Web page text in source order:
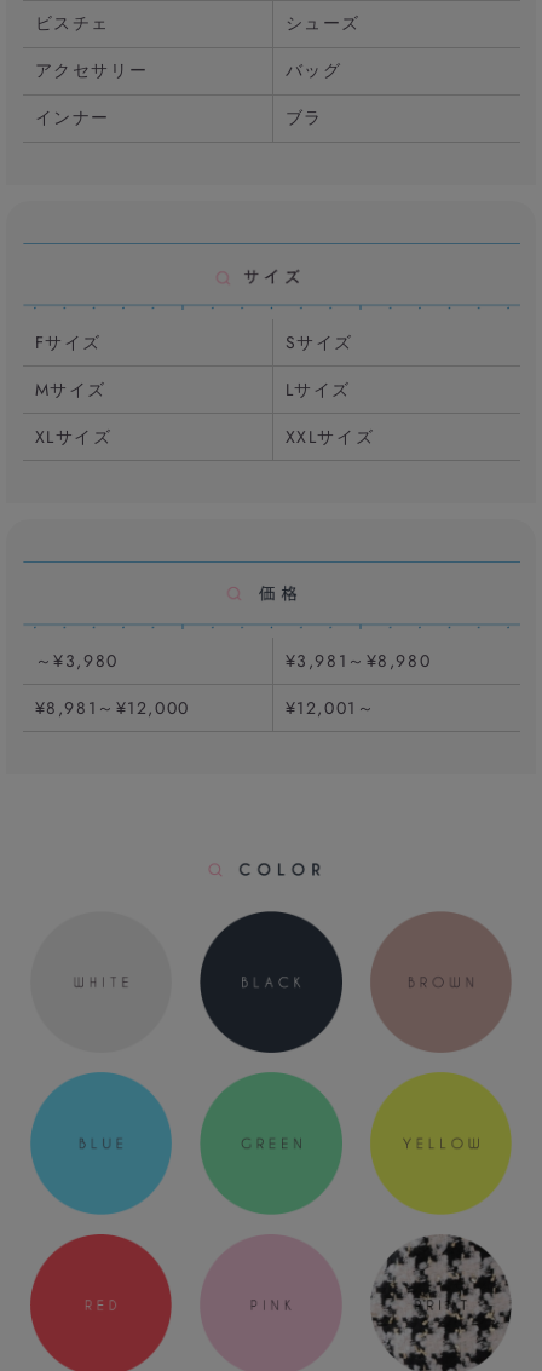
ビスチェ
シューズ
アクセサリー
バッグ
インナー
ブラ
Fサイズ
Sサイズ
Mサイズ
Lサイズ
XLサイズ
XXLサイズ
～¥3,980
¥3,981～¥8,980
¥8,981～¥12,000
¥12,001～